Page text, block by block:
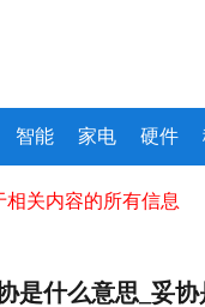
智能 家电 硬件
相关内容的所有信息
是什么意思_妥